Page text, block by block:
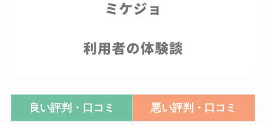
良い評判・口コミ 悪い評判・口コミ